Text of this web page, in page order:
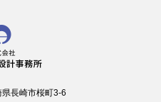
長崎市桜町3-6